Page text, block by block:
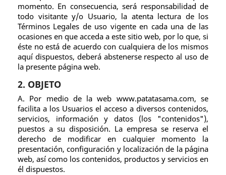
momento. En consecuencia, será responsabilidad de
todo visitante y/o Usuario, la atenta lectura de los
Términos Legales de uso vigente en cada una de las
ocasiones en que acceda a este sitio web, por lo que, si
éste no está de acuerdo con cualquiera de los mismos
aquí dispuestos, deberá abstenerse respecto al uso de
la presente página web.
2. OBJETO
A. Por medio de la web www.patatasama.com, se
facilita a los Usuarios el acceso a diversos contenidos,
servicios, información y datos (los "contenidos"),
puestos a su disposición. La empresa se reserva el
derecho de modificar en cualquier momento la
presentación, configuración y localización de la página
web, así como los contenidos, productos y servicios en
él dispuestos.